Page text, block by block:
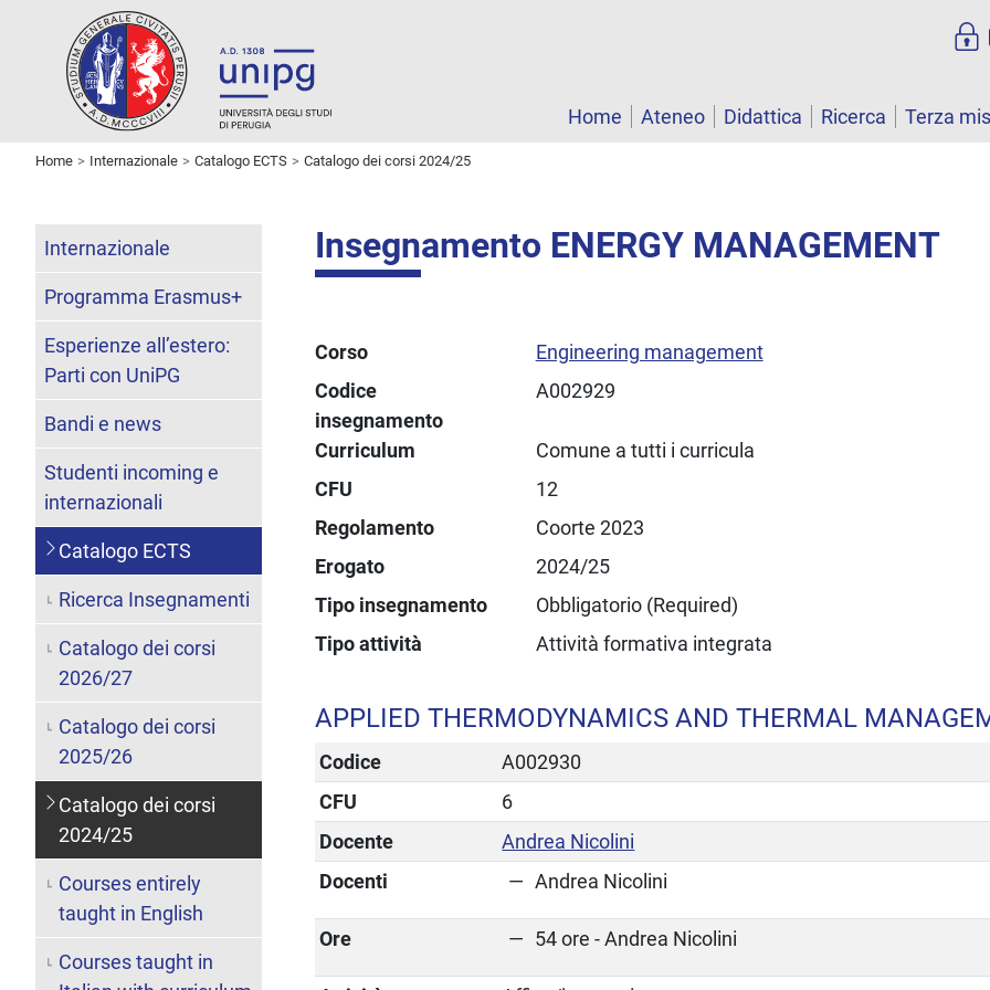
Home Ateneo Didattica Ricerca Terza
Home Internazionale Catalogo ECTS Catalogo dei corsi 2024/25
Insegnamento ENERGY MANAGEMENT
Corso
Engineering management
Codice
insegnamento
A002929
Curriculum
Comune a tutti i curricula
CFU
12
Regolamento
Coorte 2023
Erogato
2024/25
Tipo insegnamento
Obbligatorio (Required)
Tipo attività
Attività formativa integrata
APPLIED THERMODYNAMICS AND THERMAL
Codice
A002930
CFU
6
Docente
Andrea Nicolini
Docenti
Andrea Nicolini
Ore 54 ore - Andrea Nicolini
Internazionale
Programma Erasmus+
Esperienze all’estero:
Parti con UniPG
Bandi e news
Studenti incoming e
internazionali
Catalogo ECTS
Ricerca Insegnamenti
Catalogo dei corsi
2026/27
Catalogo dei corsi
2025/26
Catalogo dei corsi
2024/25
Courses entirely
taught in English
Courses taught in